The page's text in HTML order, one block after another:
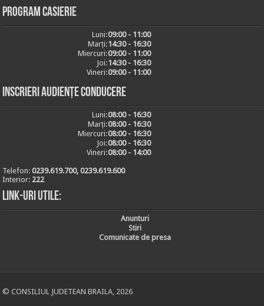
Program casierie
Luni:09:00 - 11:00
Marți:14:30 - 16:30
Miercuri:09:00 - 11:00
Joi:14:30 - 16:30
Vineri:09:00 - 11:00
Inscrieri audiențe conducere
Luni:08:00 - 16:30
Marți:08:00 - 16:30
Miercuri:08:00 - 16:30
Joi:08:00 - 16:30
Vineri:08:00 - 14:00
Telefon:0239.619.700, 0239.619.600
Interior: 222
Link-uri utile:
Anunturi
Stiri
Comunicate de presa
© CONSILIUL JUDETEAN BRAILA, 2026